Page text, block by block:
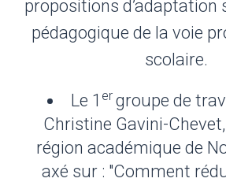
propositions
pédagogique de la voie
scolaire.
Le 1 er groupe de
Christine Gavini-
région académique de
axé sur : "Comment